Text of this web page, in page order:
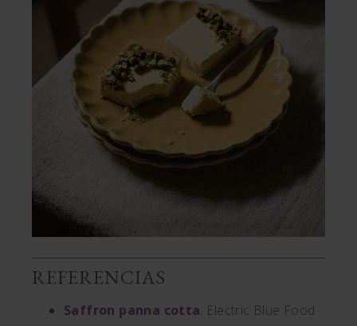
REFERENCIAS
Saffron panna cotta. Electric Blue Food